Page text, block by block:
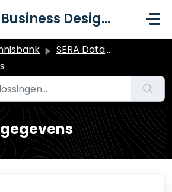
SERA Business Design B.V.
SERA Dataduiker Backoffice